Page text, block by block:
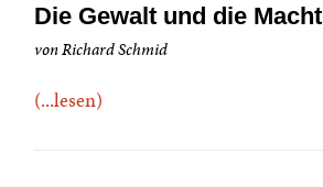
Die Gewalt und die Macht
von Richard Schmid
(...lesen)